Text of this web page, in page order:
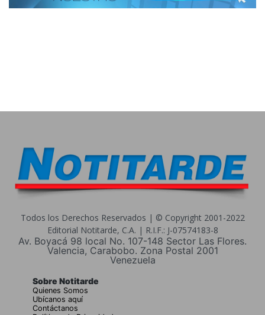
Todos los Derechos Reservados | © Copyright 2001-2022
Editorial Notitarde, C.A. | R.I.F.: J-07574183-8
Av. Boyacá 98 local No. 107-148 Sector Las Flores.
Valencia, Carabobo. Zona Postal 2001
Venezuela
Sobre Notitarde
Quienes Somos
Ubícanos aquí
Contáctanos